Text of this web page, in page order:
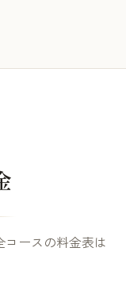
ースの料金表は